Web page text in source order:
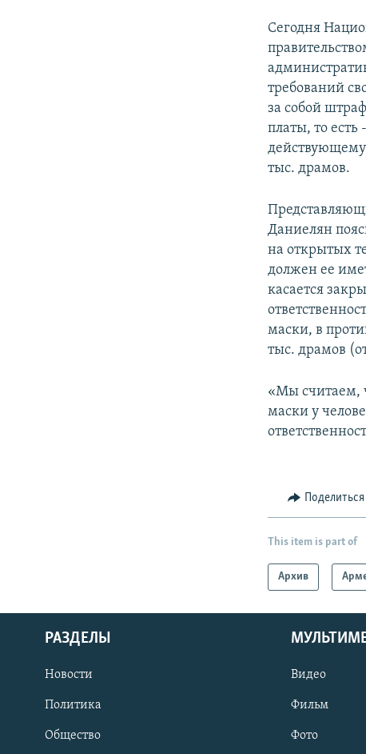
Сегодня
требований
за собой
платы, то
действующему
тыс. драмов.
Даниелян
на открытых
должен ее
касается
маски, в
тыс. драмов
«Мы считаем,
маски у
Поделиться
This item is part of
Архив
РАЗДЕЛЫ
Новости
Политика
Общество
Видео
Фильм
Фото